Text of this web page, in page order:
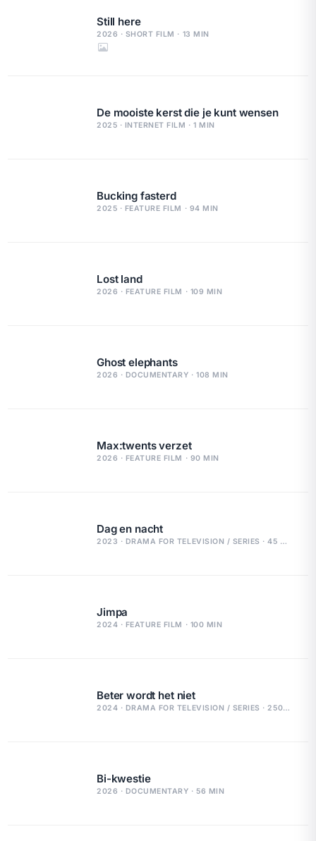
Still here
2026 · SHORT FILM · 13 MIN
De mooiste kerst die je kunt wensen
2025 · INTERNET FILM · 1 MIN
Bucking fasterd
2025 · FEATURE FILM · 94 MIN
Lost land
2026 · FEATURE FILM · 109 MIN
Ghost elephants
2026 · DOCUMENTARY · 108 MIN
Max:twents verzet
2026 · FEATURE FILM · 90 MIN
Dag en nacht
2023 · DRAMA FOR TELEVISION / SERIES · 45 MIN
Jimpa
2024 · FEATURE FILM · 100 MIN
Beter wordt het niet
2024 · DRAMA FOR TELEVISION / SERIES · 250 MIN
Bi-kwestie
2026 · DOCUMENTARY · 56 MIN